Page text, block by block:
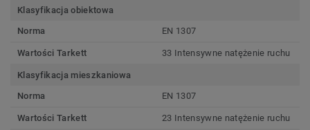
Klasyfikacja obiektowa
Norma
EN 1307
Wartości Tarkett 33 Intensywne natężenie ruchu
Klasyfikacja mieszkaniowa
Norma
EN 1307
Wartości Tarkett 23 Intensywne natężenie ruchu